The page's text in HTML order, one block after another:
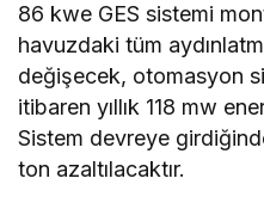
86 kwe GES sistemi
havuzdaki tüm
değişecek, otomasyon
itibaren yıllık 118 mw
Sistem devreye
ton azaltılacaktır.